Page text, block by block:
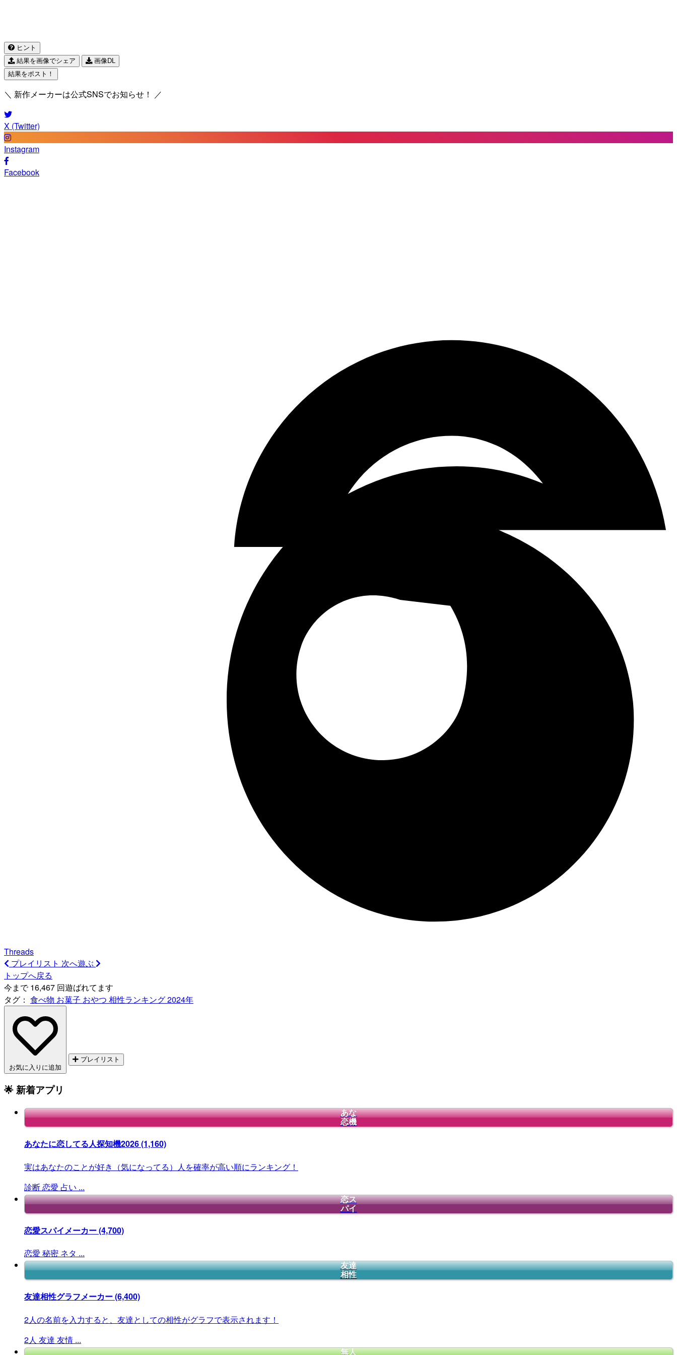
ヒント
結果を画像でシェア
画像DL
結果をポスト！
＼ 新作メーカーは公式SNSでお知らせ！ ／
X (Twitter)
Instagram
Facebook
Threads
プレイリスト 次へ遊ぶ
トップへ戻る
今まで 16,467 回遊ばれてます
タグ： 食べ物 お菓子 おやつ 相性ランキング2024年
お気に入りに追加
プレイリスト
🌟 新着アプリ
あな
恋機
あなたに恋してる人探知機2026(1,160)
実はあなたのことが好き（気になってる）人を確率が高い順にランキング！
診断恋愛 占い ...
恋ス
パイ
恋愛スパイメーカー(4,700)
恋愛 秘密 ネタ ...
友達
相性
友達相性グラフメーカー(6,400)
2人の名前を入力すると、友達としての相性がグラフで表示されます！
2人 友達 友情 ...
無人